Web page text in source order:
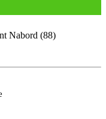
Nabord (88)